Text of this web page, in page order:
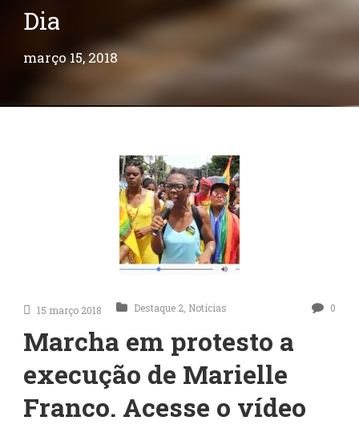
Dia
março 15, 2018
15 março 2018 Destaque 2 Notícias 0
Marcha em protesto a
execução de Marielle
Franco. Acesse o vídeo